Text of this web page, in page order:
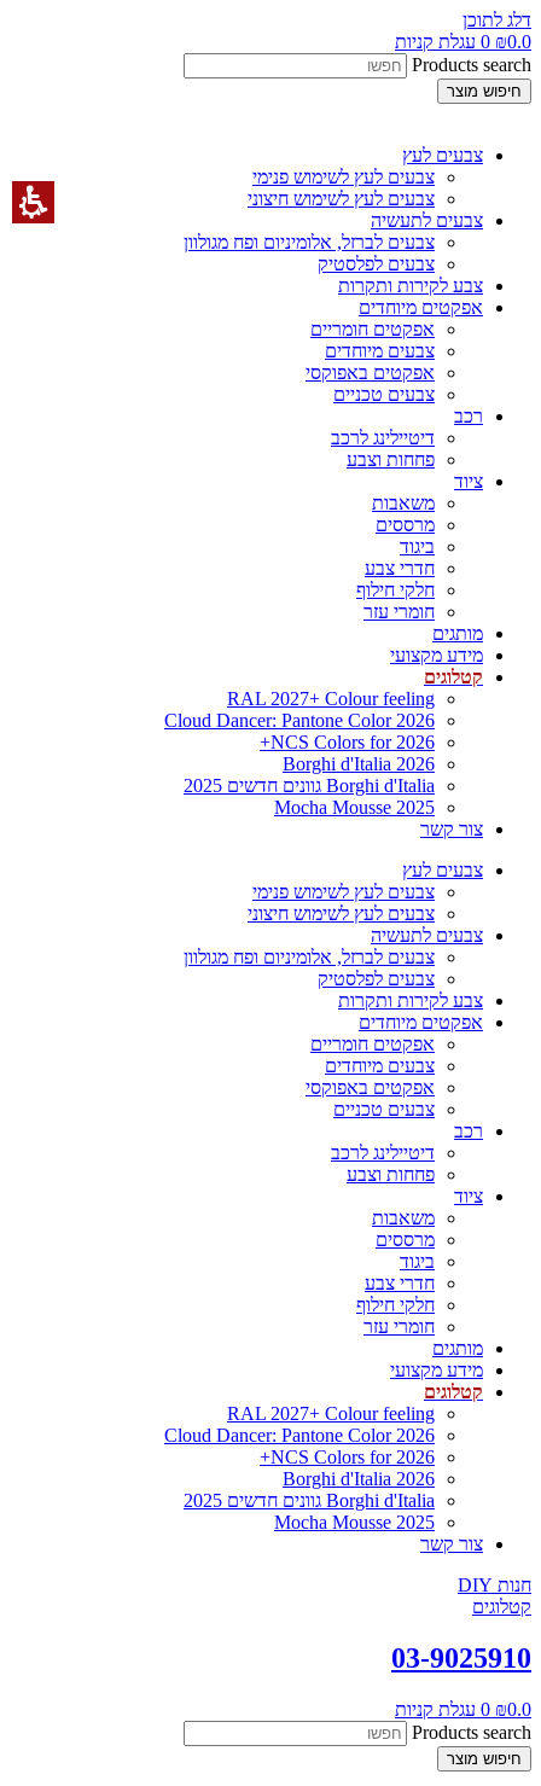
דלג לתוכן
₪0.0
0 עגלת קניות
Products search
חיפוש מוצר
צבעים לעץ
צבעים לעץ לשימוש פנימי
צבעים לעץ לשימוש חיצוני
צבעים לתעשיה
צבעים לברזל, אלומיניום ופח מגולוון
צבעים לפלסטיק
צבע לקירות ותקרות
אפקטים מיוחדים
אפקטים חומריים
צבעים מיוחדים
אפקטים באפוקסי
צבעים טכניים
רכב
דיטיילינג לרכב
פחחות וצבע
ציוד
משאבות
מרססים
ביגוד
חדרי צבע
חלקי חילוף
חומרי עזר
מותגים
מידע מקצועי
קטלוגים
RAL 2027+ Colour feeling
Cloud Dancer: Pantone Color 2026
NCS Colors for 2026+
Borghi d'Italia 2026
Borghi d'Italia גוונים חדשים 2025
Mocha Mousse 2025
צור קשר
צבעים לעץ
צבעים לעץ לשימוש פנימי
צבעים לעץ לשימוש חיצוני
צבעים לתעשיה
צבעים לברזל, אלומיניום ופח מגולוון
צבעים לפלסטיק
צבע לקירות ותקרות
אפקטים מיוחדים
אפקטים חומריים
צבעים מיוחדים
אפקטים באפוקסי
צבעים טכניים
רכב
דיטיילינג לרכב
פחחות וצבע
ציוד
משאבות
מרססים
ביגוד
חדרי צבע
חלקי חילוף
חומרי עזר
מותגים
מידע מקצועי
קטלוגים
RAL 2027+ Colour feeling
Cloud Dancer: Pantone Color 2026
NCS Colors for 2026+
Borghi d'Italia 2026
Borghi d'Italia גוונים חדשים 2025
Mocha Mousse 2025
צור קשר
חנות DIY
קטלוגים
03-9025910
₪0.0
0 עגלת קניות
Products search
חיפוש מוצר